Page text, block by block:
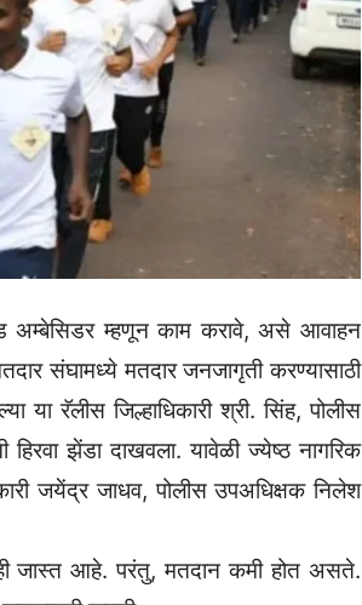
अम्बेसिडर म्हणून काम करावे, असे आवाहन
संघामध्ये मतदार जनजागृती करण्यासाठी
रॅलीस जिल्हाधिकारी श्री. सिंह, पोलीस
झेंडा दाखवला. यावेळी ज्येष्ठ नागरिक
जयेंद्र जाधव, पोलीस उपअधिक्षक निलेश
ही जास्त आहे. परंतु, मतदान कमी होत असते.